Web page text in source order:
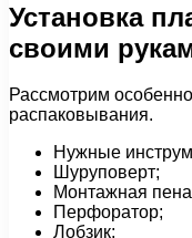
Установка
своими
Рассмотрим
распаковывания.
Нужные
Шуруповерт;
Монтажная пена
Перфоратор;
Лобзик;